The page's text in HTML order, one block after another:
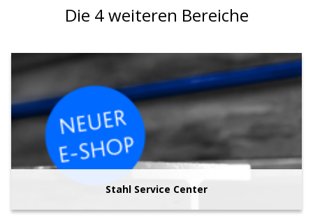
Die 4 weiteren Bereiche
Stahl Service Center